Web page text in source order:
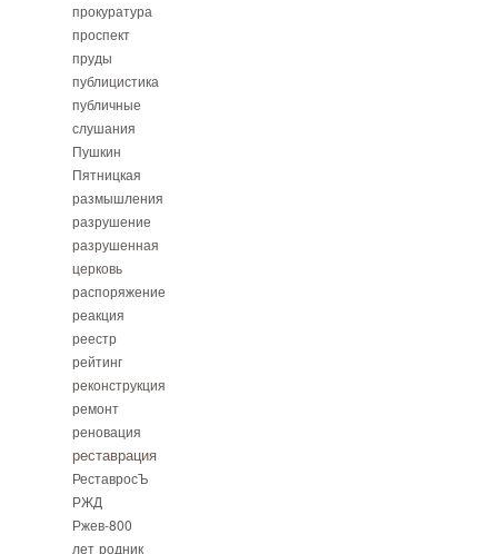
прокуратура
проспект
пруды
публицистика
публичные
слушания
Пушкин
Пятницкая
размышления
разрушение
разрушенная
церковь
распоряжение
реакция
реестр
рейтинг
реконструкция
ремонт
реновация
реставрация
РеставросЪ
РЖД
Ржев-800
лет родник